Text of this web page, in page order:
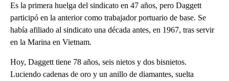
Es la primera huelga del sindicato en 47 años, pero Daggett
participó en la anterior como trabajador portuario de base. Se
había afiliado al sindicato una década antes, en 1967, tras servir
en la Marina en Vietnam.
Hoy, Daggett tiene 78 años, seis nietos y dos bisnietos.
Luciendo cadenas de oro y un anillo de diamantes, suelta